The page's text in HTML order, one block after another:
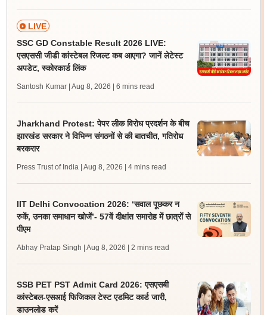
LIVE
SSC GD Constable Result 2026 LIVE:
एसएससी जीडी कांस्टेबल रिजल्ट कब आएगा? जानें लेटेस्ट
अपडेट, स्कोरकार्ड लिंक
Santosh Kumar | Aug 8, 2026 | 6 mins read
Jharkhand Protest: पेपर लीक विरोध प्रदर्शन के बीच
झारखंड सरकार ने विभिन्न संगठनों से की बातचीत, गतिरोध
बरकरार
Press Trust of India | Aug 8, 2026 | 4 mins read
IIT Delhi Convocation 2026: ‘सवाल पूछकर न
रुकें, उनका समाधान खोजें’- 57वें दीक्षांत समारोह में छात्रों से
पीएम
Abhay Pratap Singh | Aug 8, 2026 | 2 mins read
SSB PET PST Admit Card 2026: एसएसबी
कांस्टेबल-एसआई फिजिकल टेस्ट एडमिट कार्ड जारी,
डाउनलोड करें